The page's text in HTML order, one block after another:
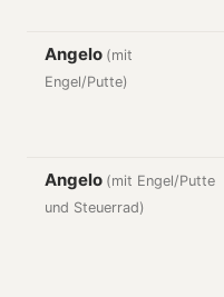
Angelo (mit
Engel/Putte)
Angelo (mit Engel/Putte
und Steuerrad)